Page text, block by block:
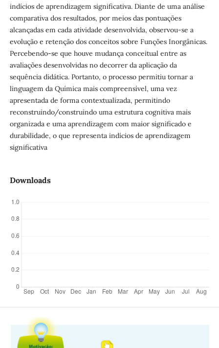
indícios de aprendizagem significativa. Diante de uma análise
comparativa dos resultados, por meios das pontuações
alcançadas em cada atividade desenvolvida, observou-se a
evolução e retenção dos conceitos sobre Funções Inorgânicas.
Percebendo-se que houve mudança conceitual entre as
avaliações desenvolvidas no decorrer da aplicação da
sequência didática. Portanto, o processo permitiu tornar a
linguagem da Química mais compreensível, uma vez
apresentada de forma contextualizada, permitindo
reconstruindo/construindo uma estrutura cognitiva mais
organizada e uma aprendizagem com maior significado e
durabilidade, o que representa indícios de aprendizagem
significativa
Downloads